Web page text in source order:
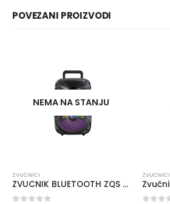
POVEZANI PROIZVODI
NEMA NA STANJU
ZVUCNICI
ZVUCNIK BLUETOOTH ZQS 8108
ZVUCNICI